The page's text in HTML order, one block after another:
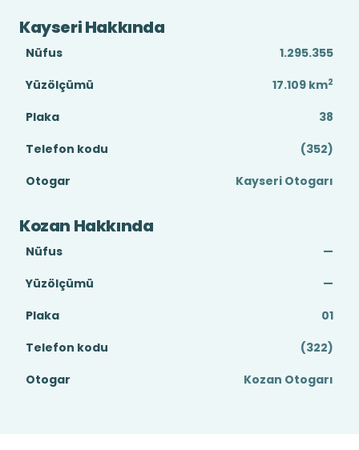
Kayseri Hakkında
Nüfus
1.295.355
Yüzölçümü
17.109 km2
Plaka
38
Telefon kodu
(352)
Otogar
Kayseri Otogarı
Kozan Hakkında
Nüfus
—
Yüzölçümü
—
Plaka
01
Telefon kodu
(322)
Otogar
Kozan Otogarı